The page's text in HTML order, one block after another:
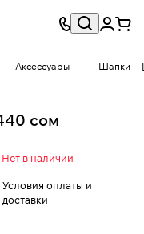
Аксессуары Шапки
сом
Нет в наличии
Условия оплаты и
доставки